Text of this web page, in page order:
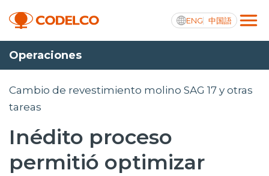
ENG 中国語
Transparencia activa
Nosotros
Operaciones
Operaciones
Cambio de revestimiento molino SAG 17 y otras
tareas
Inédito proceso
permitió optimizar